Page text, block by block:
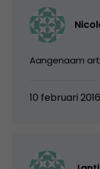
Aangenaam
10 februari